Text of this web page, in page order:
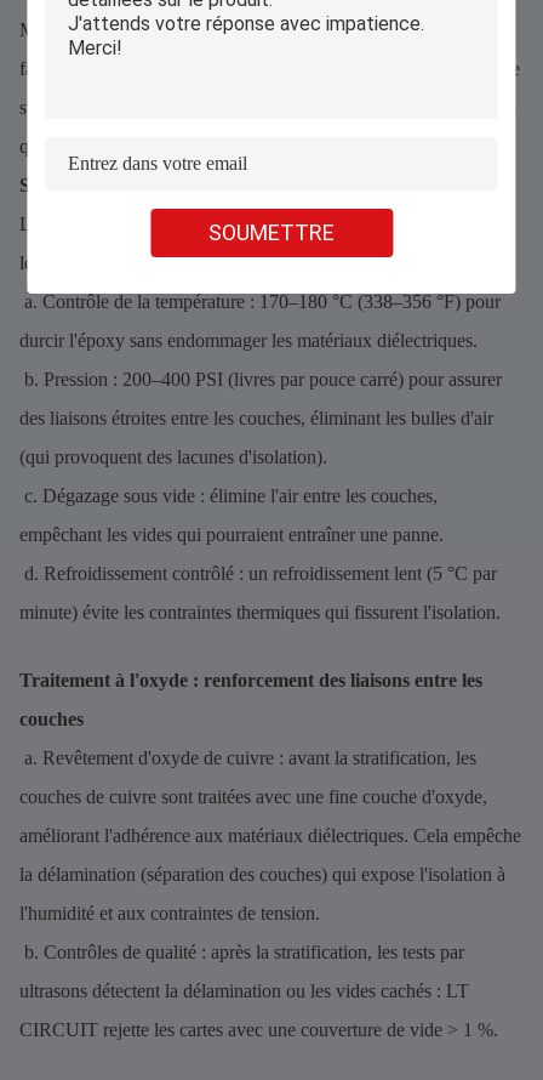
SOUMETTRE
Même la meilleure conception échoue avec une mauvaise
fabrication. Les circuits imprimés multicouches s'appuient sur une
stratification contrôlée, un traitement à l'oxyde et des contrôles de
qualité pour maintenir l'intégrité de l'isolation.
Stratification : liaison des couches sans points faibles
Le processus de stratification de LT CIRCUIT est optimisé pour
les circuits imprimés haute tension :
a. Contrôle de la température : 170–180 °C (338–356 °F) pour
durcir l'époxy sans endommager les matériaux diélectriques.
b. Pression : 200–400 PSI (livres par pouce carré) pour assurer
des liaisons étroites entre les couches, éliminant les bulles d'air
(qui provoquent des lacunes d'isolation).
c. Dégazage sous vide : élimine l'air entre les couches,
empêchant les vides qui pourraient entraîner une panne.
d. Refroidissement contrôlé : un refroidissement lent (5 °C par
minute) évite les contraintes thermiques qui fissurent l'isolation.
Traitement à l'oxyde : renforcement des liaisons entre les
couches
a. Revêtement d'oxyde de cuivre : avant la stratification, les
couches de cuivre sont traitées avec une fine couche d'oxyde,
améliorant l'adhérence aux matériaux diélectriques. Cela empêche
la délamination (séparation des couches) qui expose l'isolation à
l'humidité et aux contraintes de tension.
b. Contrôles de qualité : après la stratification, les tests par
ultrasons détectent la délamination ou les vides cachés : LT
CIRCUIT rejette les cartes avec une couverture de vide > 1 %.